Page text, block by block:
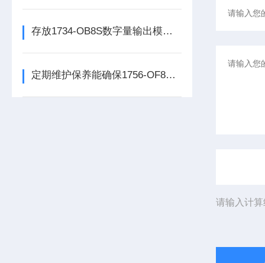
存放1734-OB8S数字量输出模块时所需要考虑的方面分享
定期维护保养能确保1756-OF8处理器模块的长期稳定性
请输入计